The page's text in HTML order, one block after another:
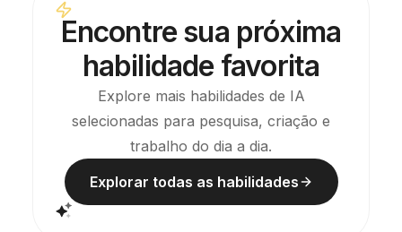
estilo coeso e significados delicados. Suporta o
baralho completo de 78 cartas, um grupo
específico ou algumas escolhidas. As imagens
são caprichadas e agradáveis, sem aquele visual
artificial de IA. Também pode ser usado com as
tarefas agendadas do YouMind para realizar
automaticamente a tiragem e interpretação todas
as manhãs (é necessário configurar a tarefa você
Encontre sua próxima
habilidade favorita
Explore mais habilidades de IA
selecionadas para pesquisa, criação e
trabalho do dia a dia.
Explorar todas as habilidades